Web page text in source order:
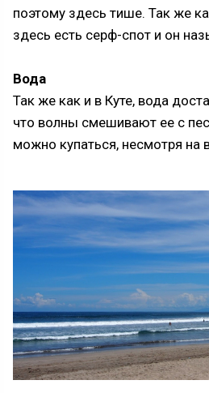
поэтому здесь тише. Так же
здесь есть серф-спот и он
Вода
Так же как и в Куте, вода
что волны смешивают ее с
можно купаться, несмотря на